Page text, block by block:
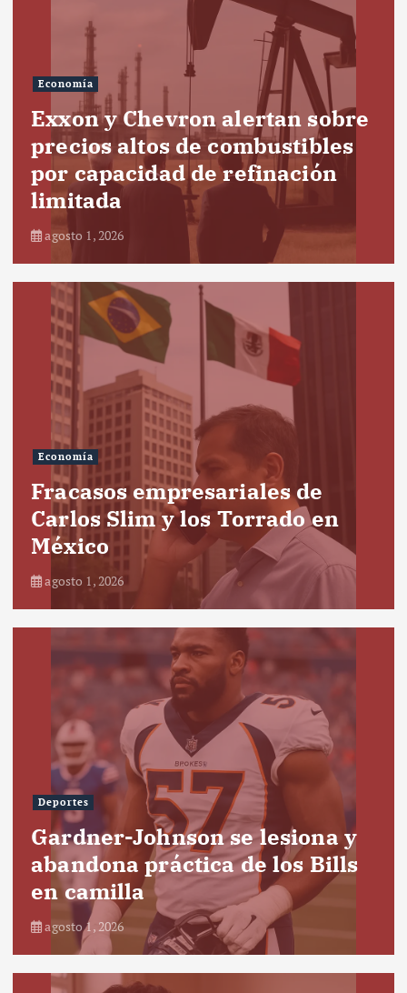
Economía
Exxon y Chevron alertan sobre
precios altos de combustibles
por capacidad de refinación
limitada
agosto 1, 2026
Economía
Fracasos empresariales de
Carlos Slim y los Torrado en
México
agosto 1, 2026
Deportes
Gardner-Johnson se lesiona y
abandona práctica de los Bills
en camilla
agosto 1, 2026